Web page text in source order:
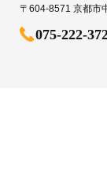
〒604-8571 京都市
075-222-